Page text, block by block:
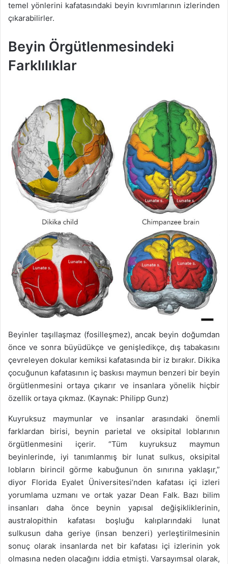
temel yönlerini kafatasındaki beyin kıvrımlarının izlerinden
çıkarabilirler.
Beyin Örgütlenmesindeki
Farklılıklar
Beyinler taşıllaşmaz (fosilleşmez), ancak beyin doğumdan
önce ve sonra büyüdükçe ve genişledikçe, dış tabakasını
çevreleyen dokular kemiksi kafatasında bir iz bırakır. Dikika
çocuğunun kafatasının iç baskısı maymun benzeri bir beyin
örgütlenmesini ortaya çıkarır ve insanlara yönelik hiçbir
özellik ortaya çıkmaz. (Kaynak: Philipp Gunz)
Kuyruksuz maymunlar ve insanlar arasındaki önemli
farklardan birisi, beynin parietal ve oksipital loblarının
örgütlenmesini içerir. “Tüm kuyruksuz maymun
beyinlerinde, iyi tanımlanmış bir lunat sulkus, oksipital
lobların birincil görme kabuğunun ön sınırına yaklaşır,”
diyor Florida Eyalet Üniversitesi’nden kafatası içi izleri
yorumlama uzmanı ve ortak yazar Dean Falk. Bazı bilim
insanları daha önce beynin yapısal değişikliklerinin,
australopithin kafatası boşluğu kalıplarındaki lunat
sulkusun daha geriye (insan benzeri) yerleştirilmesinin
sonuç olarak insanlarda net bir kafatası içi izlerinin yok
olmasına neden olacağını iddia etmişti. Varsayımsal olarak,